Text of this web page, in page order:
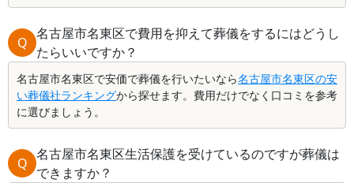
Q
名古屋市名東区で費用を抑えて葬儀をするにはどうし
たらいいですか？
名古屋市名東区で安価で葬儀を行いたいなら名古屋市名東区の安
い葬儀社ランキングから探せます。費用だけでなく口コミを参考
に選びましょう。
Q
名古屋市名東区生活保護を受けているのですが葬儀は
できますか？